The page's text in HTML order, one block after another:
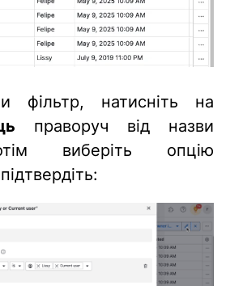
фільтр, натисніть на
праворуч від назви
виберіть опцію